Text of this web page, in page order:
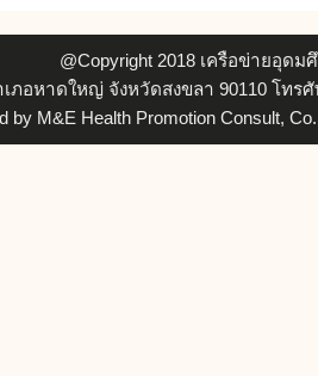
@Copyright 2018 เครือข่ายอุดม
อหาดใหญ่ จังหวัดสงขลา 90110 โทรศั
by M&E Health Promotion Consult,